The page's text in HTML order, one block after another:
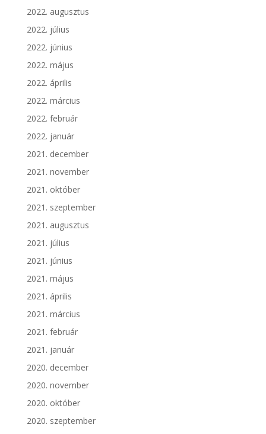
2022. augusztus
2022. július
2022. június
2022. május
2022. április
2022. március
2022. február
2022. január
2021. december
2021. november
2021. október
2021. szeptember
2021. augusztus
2021. július
2021. június
2021. május
2021. április
2021. március
2021. február
2021. január
2020. december
2020. november
2020. október
2020. szeptember